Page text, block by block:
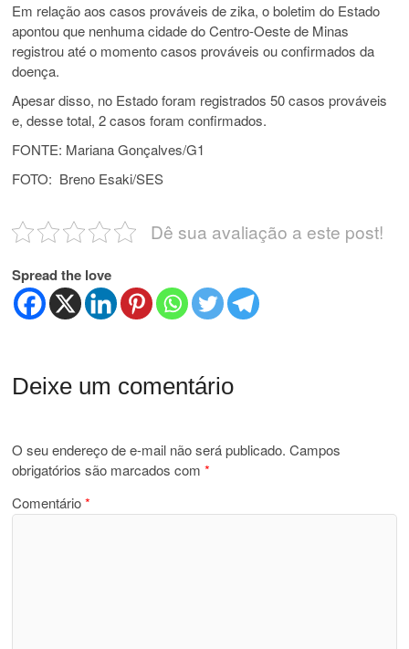
Em relação aos casos prováveis de zika, o boletim do Estado
apontou que nenhuma cidade do Centro-Oeste de Minas
registrou até o momento casos prováveis ou confirmados da
doença.
Apesar disso, no Estado foram registrados 50 casos prováveis
e, desse total, 2 casos foram confirmados.
FONTE: Mariana Gonçalves/G1
FOTO: Breno Esaki/SES
Dê sua avaliação a este post!
Spread the love
Deixe um comentário
O seu endereço de e-mail não será publicado. Campos
obrigatórios são marcados com*
Comentário*